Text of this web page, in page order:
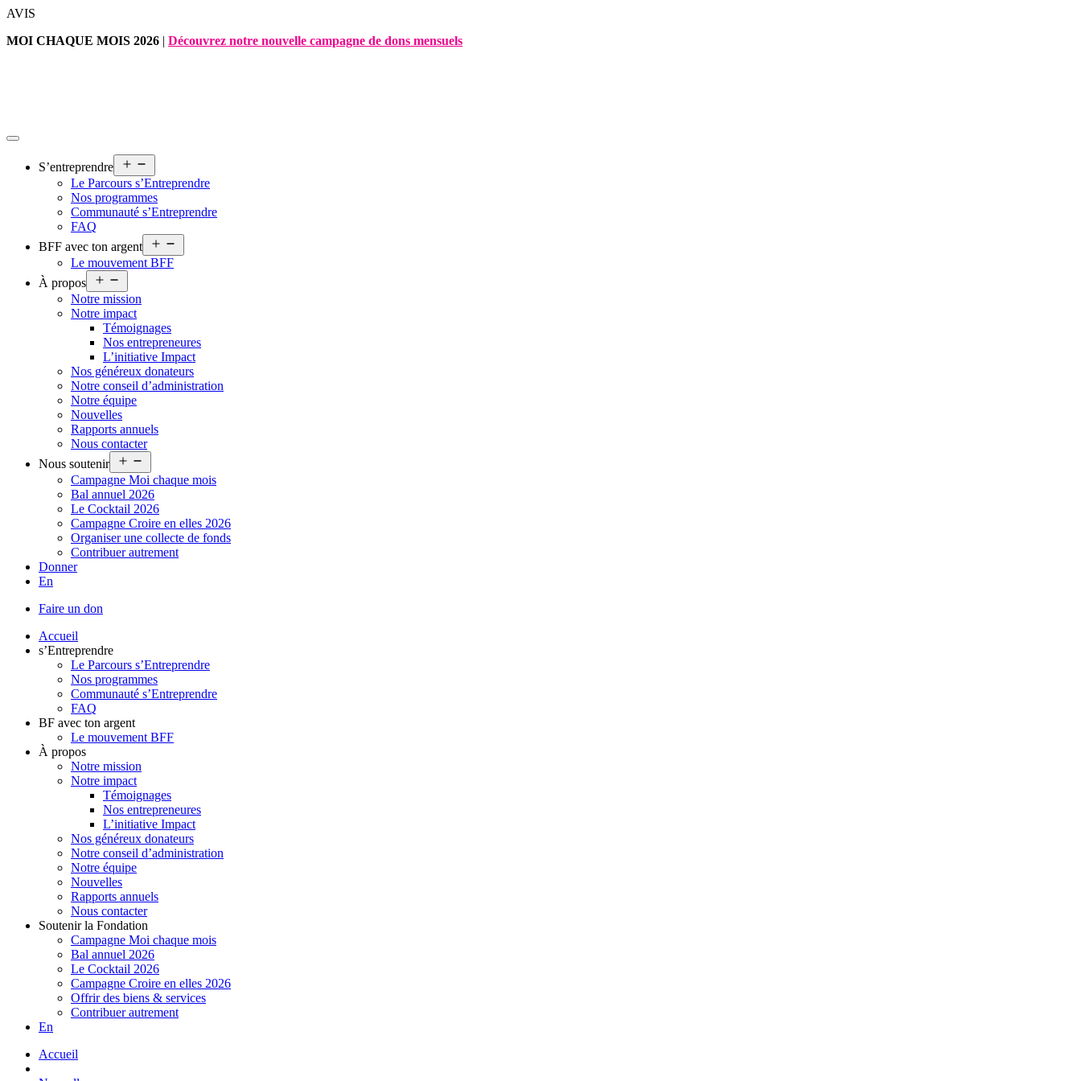
Aller
contenu
AVIS
MOI CHAQUE MOIS 2026 | Découvrez notre nouvelle campagne de dons mensuels
S’entreprendre
le
menu
Le Parcours s’Entreprendre
Nos programmes
Communauté s’Entreprendre
FAQ
BFF avec ton argent
le
Le mouvement BFF
À propos
le
menu
Notre mission
Notre impact
Témoignages
Nos entrepreneures
L’initiative Impact
Nos généreux donateurs
Notre conseil d’administration
Notre équipe
Nouvelles
Rapports annuels
Nous contacter
Nous soutenir
le
menu
Campagne Moi chaque mois
Bal annuel 2026
Le Cocktail 2026
Campagne Croire en elles 2026
Organiser une collecte de fonds
Contribuer autrement
Donner
En
Faire un don
Accueil
s’Entreprendre
Le Parcours s’Entreprendre
Nos programmes
Communauté s’Entreprendre
FAQ
BF avec ton argent
Le mouvement BFF
À propos
Notre mission
Notre impact
Témoignages
Nos entrepreneures
L’initiative Impact
Nos généreux donateurs
Notre conseil d’administration
Notre équipe
Nouvelles
Rapports annuels
Nous contacter
Soutenir la Fondation
Campagne Moi chaque mois
Bal annuel 2026
Le Cocktail 2026
Campagne Croire en elles 2026
Offrir des biens & services
Contribuer autrement
En
Accueil